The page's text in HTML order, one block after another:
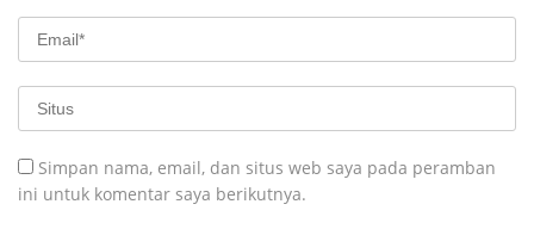
Simpan nama, email, dan situs web saya pada peramban
ini untuk komentar saya berikutnya.